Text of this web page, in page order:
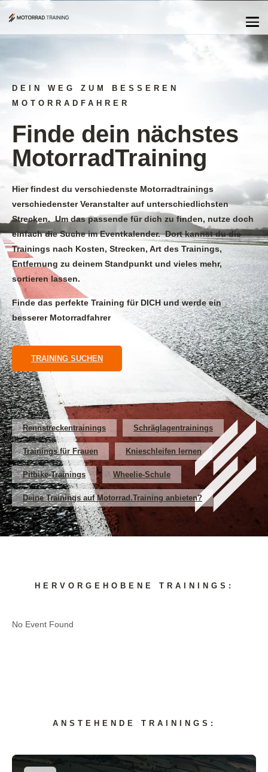
DEIN WEG ZUM BESSEREN
MOTORRADFAHRER
Finde dein nächstes
MotorradTraining
Hier findest du verschiedenste Motorradtrainings
verschiedenster Veranstalter auf unterschiedlichsten
Strecken. Um das passende für dich zu finden, nutze doch
einfach die Suche im Eventkalender. Dort kannst du die
Trainings nach Kosten, Strecken, Art des Trainings,
Entfernung zu deinem Standpunkt und vieles mehr,
sortieren lassen.
Finde das perfekte Training für DICH und werde ein
besserer Motorradfahrer
TRAINING SUCHEN
Rennstreckentrainings Schräglagentrainings
Trainings für Frauen Knieschleifen lernen
Pitbike-Trainings Wheelie-Schule
Deine Trainings auf Motorrad.Training anbieten?
HERVORGEHOBENE TRAININGS:
No Event Found
ANSTEHENDE TRAININGS: